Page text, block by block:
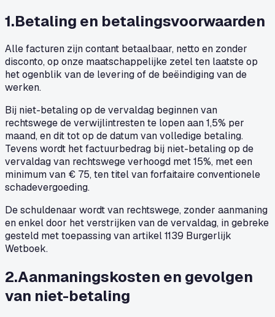
1.Betaling en betalingsvoorwaarden
Alle facturen zijn contant betaalbaar, netto en zonder
disconto, op onze maatschappelijke zetel ten laatste op
het ogenblik van de levering of de beëindiging van de
werken.
Bij niet-betaling op de vervaldag beginnen van
rechtswege de verwijlintresten te lopen aan 1,5% per
maand, en dit tot op de datum van volledige betaling.
Tevens wordt het factuurbedrag bij niet-betaling op de
vervaldag van rechtswege verhoogd met 15%, met een
minimum van € 75, ten titel van forfaitaire conventionele
schadevergoeding.
De schuldenaar wordt van rechtswege, zonder aanmaning
en enkel door het verstrijken van de vervaldag, in gebreke
gesteld met toepassing van artikel 1139 Burgerlijk
Wetboek.
2.Aanmaningskosten en gevolgen
van niet-betaling